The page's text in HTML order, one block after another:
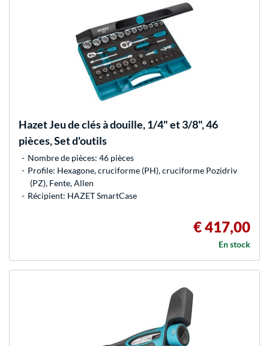
HazetJeu de clés à douille, 1/4" et 3/8", 46
pièces, Set d'outils
Nombre de pièces: 46 pièces
Profile: Hexagone, cruciforme (PH), cruciforme Pozidriv
(PZ), Fente, Allen
Récipient: HAZET SmartCase
€ 417,00
En stock